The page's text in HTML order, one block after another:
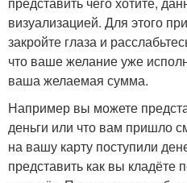
визуализацией. Для этого
закройте глаза и
что ваше желание уже
ваша желаемая сумма.
Например вы можете
деньги или что вам пришло
на вашу карту поступили
представить как вы кладёте